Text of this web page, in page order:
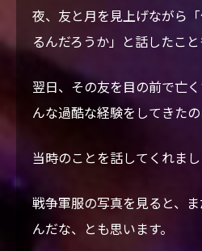
夜、友と月を見上げながら
るんだろうか」と話したこと
翌日、その友を目の前で亡
んな過酷な経験をしてきたの
当時のことを話してくれまし
戦争軍服の写真を見ると、
んだな、とも思います。